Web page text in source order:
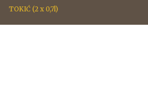
TOKIĆ (2 x 0,7l)